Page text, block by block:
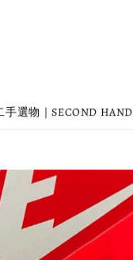
手選物｜SECOND HAND